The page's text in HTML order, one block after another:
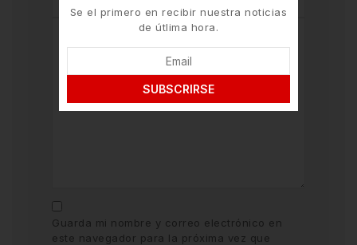
Guarda mi nombre y correo electrónico en
este navegador para la próxima vez que
Se el primero en recibir nuestra noticias
de útlima hora.
SUBSCRIRSE